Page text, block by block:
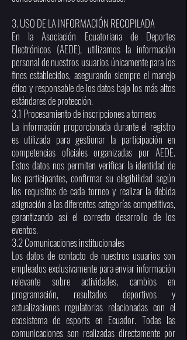
3. USO DE LA INFORMACIÓN RECOPILADA
En la Asociación Ecuatoriana de Deportes
Electrónicos (AEDE), utilizamos la información
personal de nuestros usuarios únicamente para los
fines establecidos, asegurando siempre el manejo
ético y responsable de los datos bajo los más altos
estándares de protección.
3.1 Procesamiento de inscripciones a torneos
La información proporcionada durante el registro
es utilizada para gestionar la participación en
competencias oficiales organizadas por AEDE.
Estos datos nos permiten verificar la identidad de
los participantes, confirmar su elegibilidad según
los requisitos de cada torneo y realizar la debida
asignación a las diferentes categorías competitivas,
garantizando así el correcto desarrollo de los
eventos.
3.2 Comunicaciones institucionales
Los datos de contacto de nuestros usuarios son
empleados exclusivamente para enviar información
relevante sobre actividades, cambios en
programación, resultados deportivos y
actualizaciones regulatorias relacionadas con el
ecosistema de esports en Ecuador. Todas las
comunicaciones son realizadas directamente por